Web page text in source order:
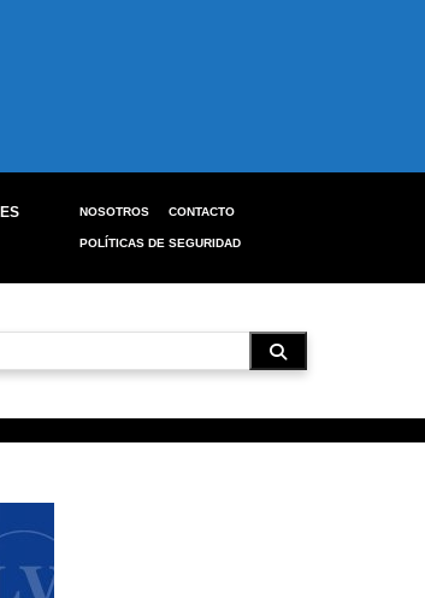
NOSOTROS CONTACTO
POLÍTICAS DE SEGURIDAD